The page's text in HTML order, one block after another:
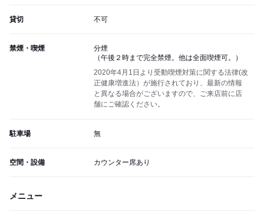
貸切 不可
禁煙・喫煙
分煙
（午後２時まで完全禁煙。他は全面喫煙可。）
2020年4月1日より受動喫煙対策に関する法律(改
正健康増進法）が施行されており、最新の情報
と異なる場合がございますので、ご来店前に店
舗にご確認ください。
駐車場 無
空間・設備 カウンター席あり
メニュー